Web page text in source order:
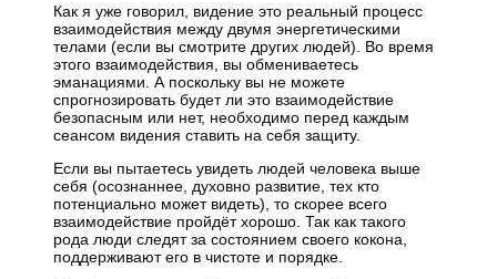
Как я уже говорил, видение это реальный процесс
взаимодействия между двумя энергетическими
телами (если вы смотрите других людей). Во время
этого взаимодействия, вы обмениваетесь
эманациями. А поскольку вы не можете
спрогнозировать будет ли это взаимодействие
безопасным или нет, необходимо перед каждым
сеансом видения ставить на себя защиту.
Если вы пытаетесь увидеть людей человека выше
себя (осознаннее, духовно развитие, тех кто
потенциально может видеть), то скорее всего
взаимодействие пройдёт хорошо. Так как такого
рода люди следят за состоянием своего кокона,
поддерживают его в чистоте и порядке.